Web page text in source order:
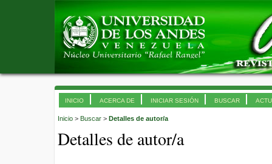
INICIO ACERCA DE INICIAR SESIÓN BUSCAR
Inicio > Buscar > Detalles de autor/a
Detalles de autor/a